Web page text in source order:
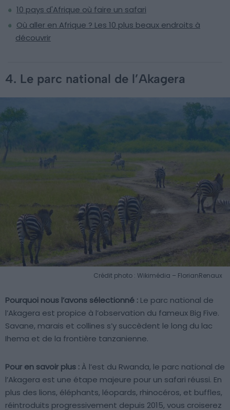
10 pays d'Afrique où faire un safari
Où aller en Afrique ? Les 10 plus beaux endroits à
découvrir
4. Le parc national de l’Akagera
Crédit photo : Wikimédia – FlorianRenaux
Pourquoi nous l’avons sélectionné : Le parc national de
l’Akagera est propice à l’observation du fameux Big Five.
Savane, marais et collines s’y succèdent le long du lac
Ihema et de la frontière tanzanienne.
Pour en savoir plus :À l’est du Rwanda, le parc national de
l’Akagera est une étape majeure pour un safari réussi. En
plus des lions, éléphants, léopards, rhinocéros, et buffles,
réintroduits progressivement depuis 2015, vous croiserez